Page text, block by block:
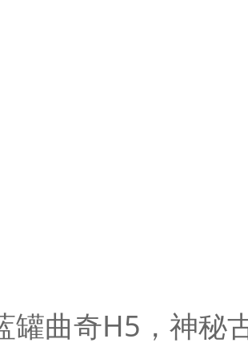
罐曲奇H5，神秘